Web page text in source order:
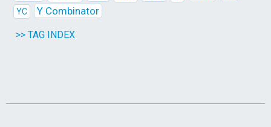
YC Y Combinator
>> TAG INDEX